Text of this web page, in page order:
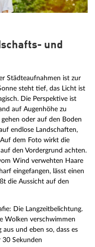
und
Städteaufnahmen ist zur
steht tief, das Licht ist
Die Perspektive ist
auf Augenhöhe zu
oder auf den Boden
endlose Landschaften,
Auf dem Foto wirkt die
den Vordergrund achten.
Wind verwehten Haare
eingefangen, lässt einen
die Aussicht auf den
Die Langzeitbelichtung.
Wolken verschwimmen
und eben so, dass es
Sekunden